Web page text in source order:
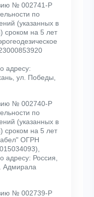
№ 002741-Р
по
(указанных в
сроком на 5 лет
адресу:
ул. Победы,
№ 002740-Р
по
(указанных в
сроком на 5 лет
ОГРН
адресу: Россия,
Адмирала
№ 002739-Р